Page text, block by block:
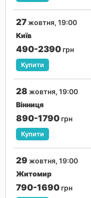
27жовтня, 19:00
Київ
490-2390 грн
Купити
28 жовтня, 19:00
Вінниця
890-1790 грн
Купити
29 жовтня, 19:00
Житомир
790-1690 грн